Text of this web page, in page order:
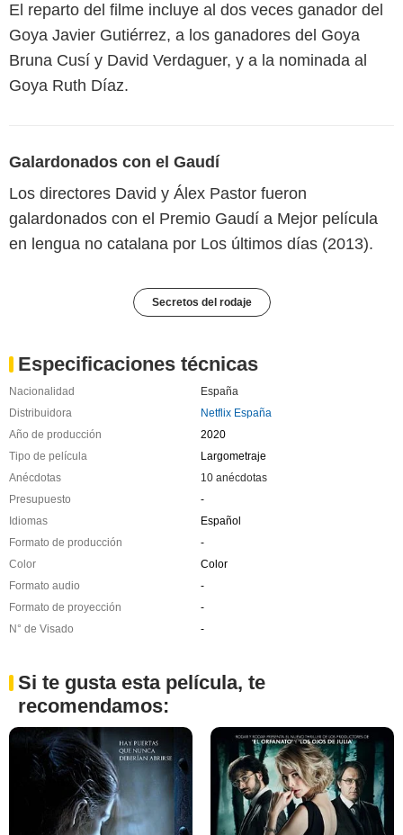
El reparto del filme incluye al dos veces ganador del
Goya Javier Gutiérrez, a los ganadores del Goya
Bruna Cusí y David Verdaguer, y a la nominada al
Goya Ruth Díaz.
Galardonados con el Gaudí
Los directores David y Álex Pastor fueron
galardonados con el Premio Gaudí a Mejor película
en lengua no catalana por Los últimos días (2013).
Secretos del rodaje
Especificaciones técnicas
Nacionalidad
España
Distribuidora
Netflix España
Año de producción
2020
Tipo de película
Largometraje
Anécdotas
10 anécdotas
Presupuesto
-
Idiomas
Español
Formato de producción
-
Color
Color
Formato audio
-
Formato de proyección
-
N° de Visado
-
Si te gusta esta película, te
recomendamos: